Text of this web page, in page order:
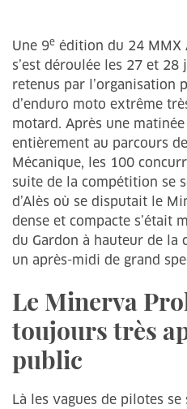
Une 9e édition du 24 MMX
s’est déroulée les 27 et
retenus par l’organisation
d’enduro moto extrême
motard. Après une
entièrement au parcours
Mécanique, les 100
suite de la compétition se
d’Alès où se disputait le
dense et compacte s’était
du Gardon à hauteur de la
un après-midi de grand
Le Minerva
toujours très
public
Là les vagues de pilotes